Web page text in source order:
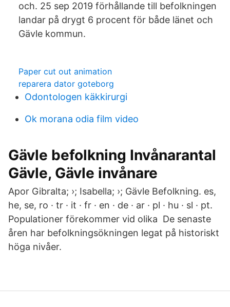
och. 25 sep 2019 förhållande till befolkningen
landar på drygt 6 procent för både länet och
Gävle kommun.
Paper cut out animation
reparera dator goteborg
Odontologen käkkirurgi
Ok morana odia film video
Gävle befolkning Invånarantal
Gävle, Gävle invånare
Apor Gibralta; ›; Isabella; ›; Gävle Befolkning. es,
he, se, ro · tr · it · fr · en · de · ar · pl · hu · sl · pt.
Populationer förekommer vid olika De senaste
åren har befolkningsökningen legat på historiskt
höga nivåer.